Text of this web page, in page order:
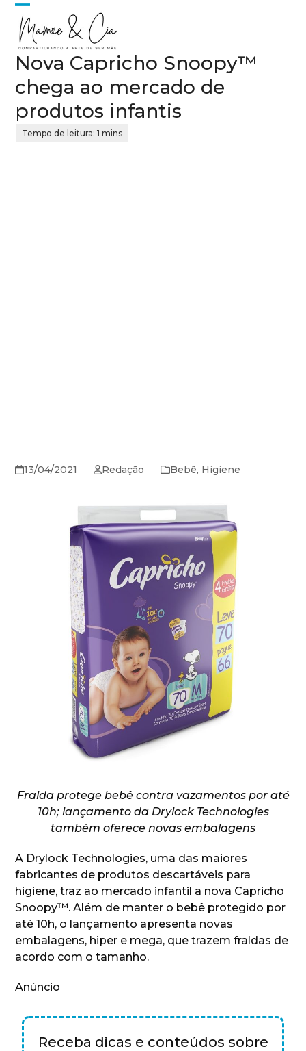
Skip
content
Open
mobile
menu
Close
mobile
menu
Nova Capricho Snoopy™
chega ao mercado de
produtos infantis
13/04/2021 Redação Bebê, Higiene
Fralda protege bebê contra vazamentos por até
10h; lançamento da Drylock Technologies
também oferece novas embalagens
A Drylock Technologies, uma das maiores
fabricantes de produtos descartáveis para
higiene, traz ao mercado infantil a nova Capricho
Snoopy™. Além de manter o bebê protegido por
até 10h, o lançamento apresenta novas
embalagens, hiper e mega, que trazem fraldas de
acordo com o tamanho.
Anúncio
Receba dicas e conteúdos sobre